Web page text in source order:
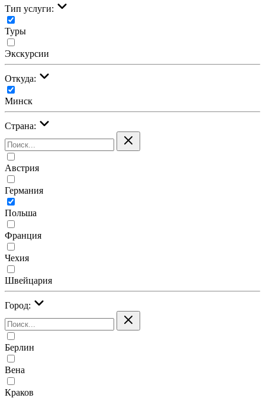
Тип услуги:
Туры
Экскурсии
Откуда:
Минск
Страна:
Австрия
Германия
Польша
Франция
Чехия
Швейцария
Город:
Берлин
Вена
Краков